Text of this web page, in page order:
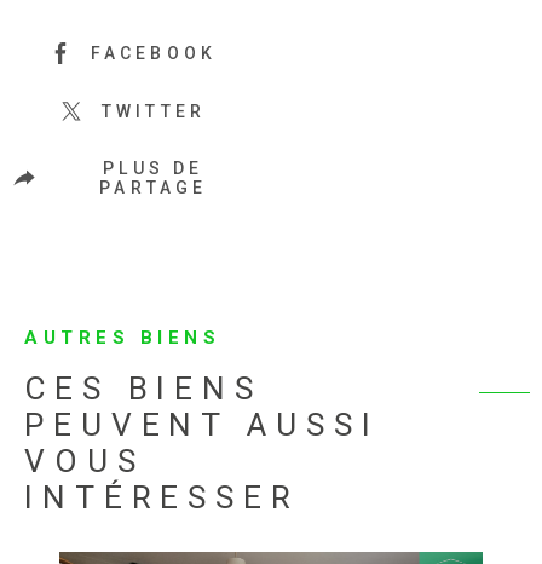
FACEBOOK
TWITTER
PLUS DE
PARTAGE
AUTRES BIENS
CES BIENS
PEUVENT AUSSI
VOUS
INTÉRESSER